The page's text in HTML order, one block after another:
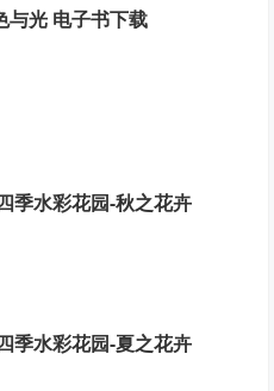
与光 电子书下载
季水彩花园-秋之花卉
季水彩花园-夏之花卉